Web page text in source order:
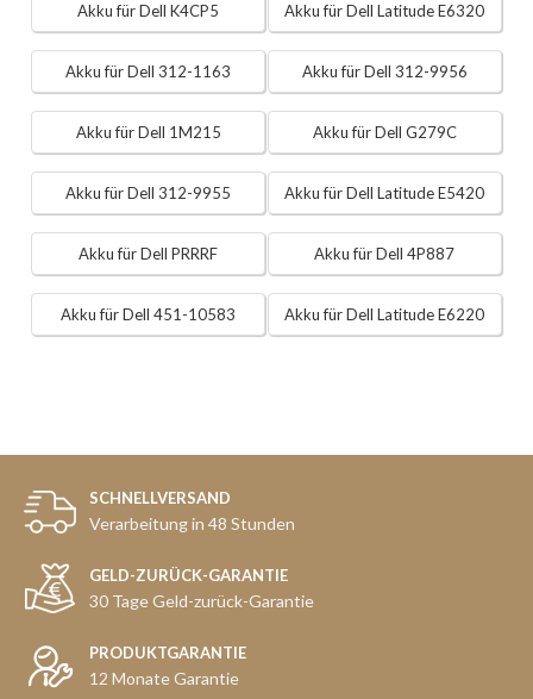
Akku für Dell K4CP5 Akku für Dell Latitude E6320
Akku für Dell 312-1163 Akku für Dell 312-9956
Akku für Dell 1M215 Akku für Dell G279C
Akku für Dell 312-9955 Akku für Dell Latitude E5420
Akku für Dell PRRRF Akku für Dell 4P887
Akku für Dell 451-10583 Akku für Dell Latitude E6220
SCHNELLVERSAND
Verarbeitung in 48 Stunden
GELD-ZURÜCK-GARANTIE
30 Tage Geld-zurück-Garantie
PRODUKTGARANTIE
12 Monate Garantie